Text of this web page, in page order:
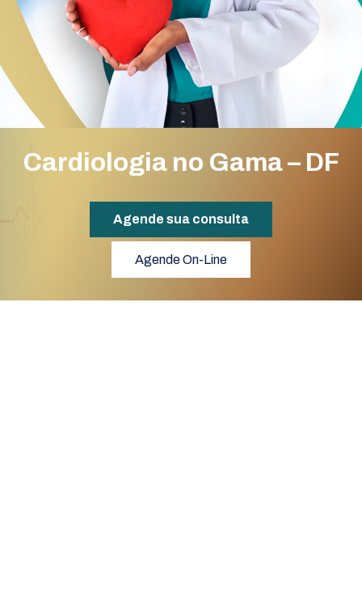
Cardiologia no Gama – DF
Agende sua consulta
Agende On-Line